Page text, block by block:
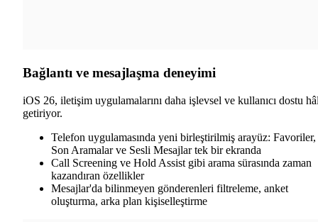
Bağlantı ve mesajlaşma deneyimi
iOS 26, iletişim uygulamalarını daha işlevsel ve kullanıcı dostu
getiriyor.
Telefon uygulamasında yeni birleştirilmiş arayüz: Favoriler,
Son Aramalar ve Sesli Mesajlar tek bir ekranda
Call Screening ve Hold Assist gibi arama sürasında zaman
kazandıran özellikler
Mesajlar'da bilinmeyen gönderenleri filtreleme, anket
oluşturma, arka plan kişiselleştirme